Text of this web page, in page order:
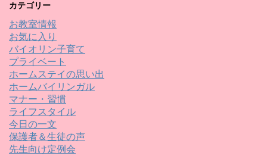
カテゴリー
お教室情報
お気に入り
バイオリン子育て
プライベート
ホームステイの思い出
ホームバイリンガル
マナー・習慣
ライフスタイル
今日の一文
保護者＆生徒の声
先生向け定例会